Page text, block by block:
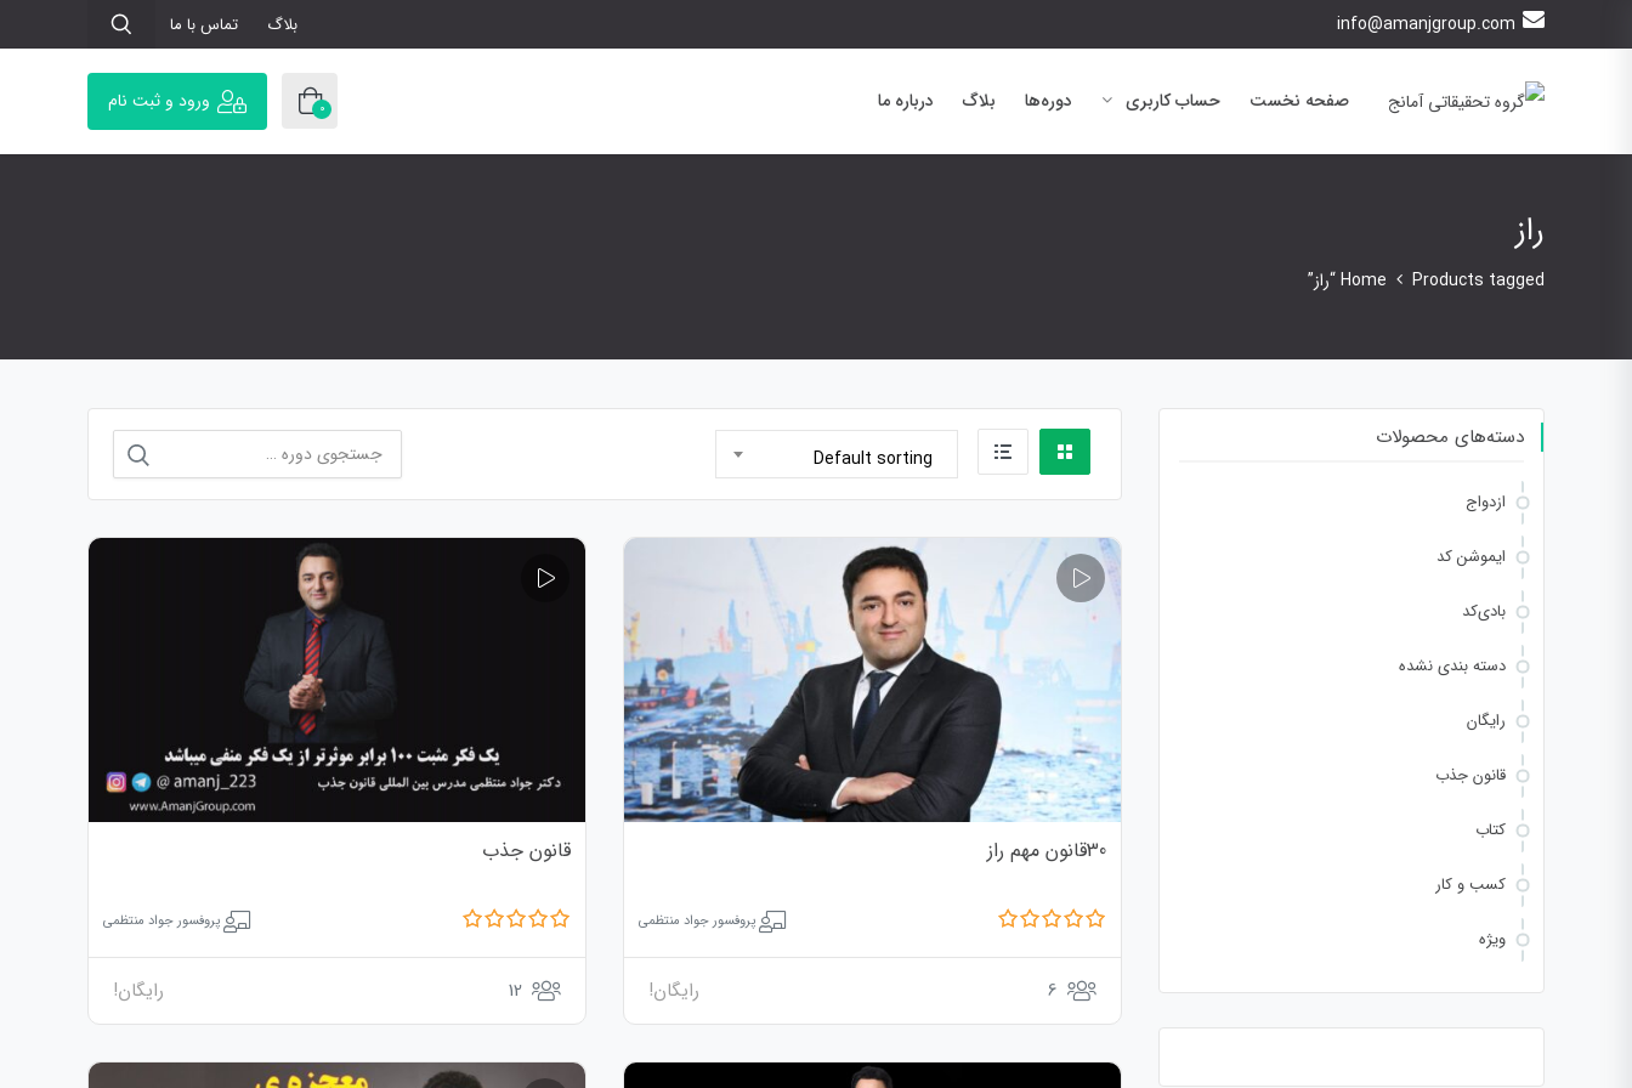
info@amanjgroup.com بلاگ تماس با ما
صفحه نخست حساب کاربری دوره‌ها بلاگ درباره ما 0 ورود و ثبت نام
راز
Home Products tagged “راز”
Default sorting
جستجو
30قانون مهم راز
پروفسور جواد منتظمی
6 رایگان!
قانون جذب
پروفسور جواد منتظمی
12 رایگان!
دسته‌های محصولات
ازدواج
ایموشن کد
بادی‌کد
دسته بندی نشده
رایگان
قانون جذب
کتاب
کسب و کار
ویژه